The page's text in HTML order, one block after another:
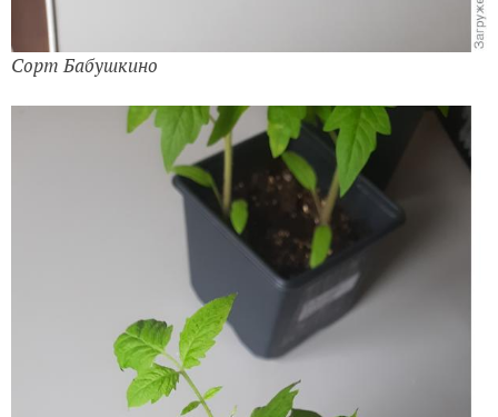
Сорт Бабушкино